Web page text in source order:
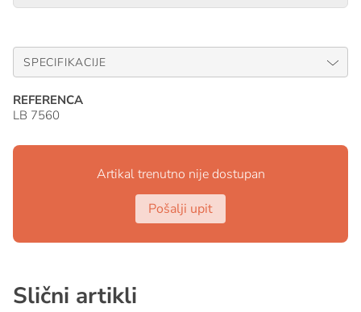
SPECIFIKACIJE
REFERENCA
LB 7560
Artikal trenutno nije dostupan
Pošalji upit
Slični artikli